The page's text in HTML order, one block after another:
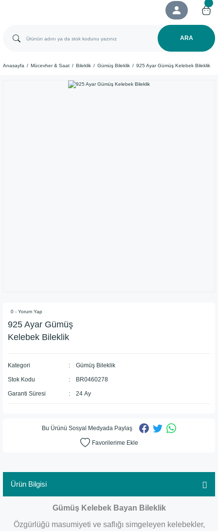
ARA
Anasayfa Mücevher & Saat Bileklik Gümüş Bileklik 925 Ayar Gümüş Kelebek Bileklik
0 - Yorum Yap
925 Ayar Gümüş
Kelebek Bileklik
Kategori Gümüş Bileklik
Stok Kodu BR0460278
Garanti Süresi 24 Ay
Bu Ürünü Sosyal Medyada Paylaş
Ürün Bilgisi
Gümüş Kelebek Bayan Bileklik
Özgürlüğü masumiyeti ve saflığı simgeleyen kelebekler,